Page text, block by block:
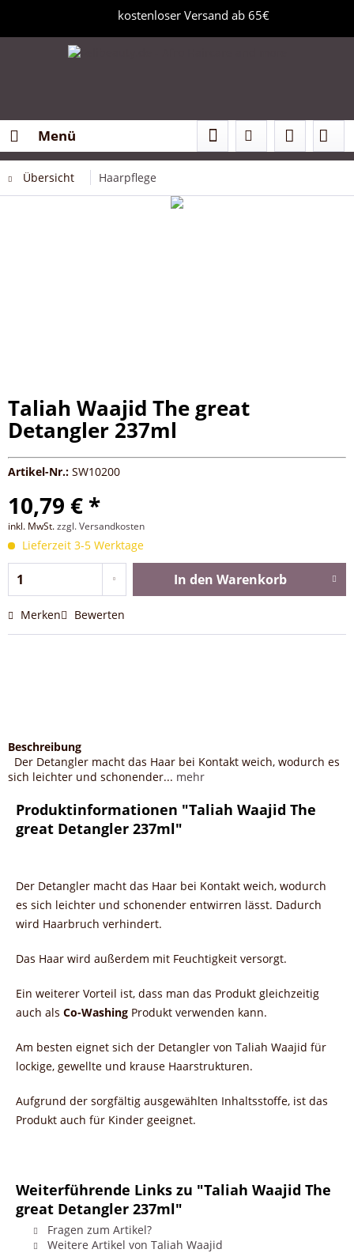
kostenloser Versand ab 65€
Menü
Übersicht Haarpflege
Taliah Waajid The great
Detangler 237ml
Artikel-Nr.: SW10200
10,79 € *
inkl. MwSt.zzgl. Versandkosten
Lieferzeit 3-5 Werktage
In den Warenkorb
Merken Bewerten
Beschreibung
Der Detangler macht das Haar bei Kontakt weich, wodurch es
sich leichter und schonender... mehr
Produktinformationen "Taliah Waajid The
great Detangler 237ml"
Der Detangler macht das Haar bei Kontakt weich, wodurch
es sich leichter und schonender entwirren lässt. Dadurch
wird Haarbruch verhindert.
Das Haar wird außerdem mit Feuchtigkeit versorgt.
Ein weiterer Vorteil ist, dass man das Produkt gleichzeitig
auch als Co-Washing Produkt verwenden kann.
Am besten eignet sich der Detangler von Taliah Waajid für
lockige, gewellte und krause Haarstrukturen.
Aufgrund der sorgfältig ausgewählten Inhaltsstoffe, ist das
Produkt auch für Kinder geeignet.
Weiterführende Links zu "Taliah Waajid The
great Detangler 237ml"
Fragen zum Artikel?
Weitere Artikel von Taliah Waajid